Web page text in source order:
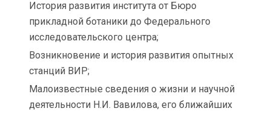
История развития института от Бюро
прикладной ботаники до Федерального
исследовательского центра;
Возникновение и история развития опытных
станций ВИР;
Малоизвестные сведения о жизни и научной
деятельности Н.И. Вавилова, его ближайших